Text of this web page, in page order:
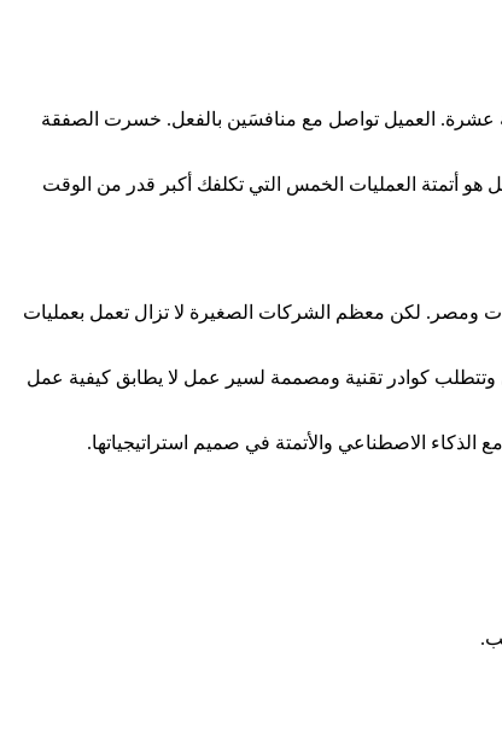
عشرة. العميل تواصل مع منافسَين بالفعل. خسرت الصفقة
أتمتة العمليات الخمس التي تكلفك أكبر قدر من الوقت
السعودية 2030 وتسارع التبني الرقمي في تونس والإمارات ومصر. لكن معظم الشركات الصغيرة لا تزال تعمل بعمليات
كوادر تقنية ومصممة لسير عمل لا يطابق كيفية عمل